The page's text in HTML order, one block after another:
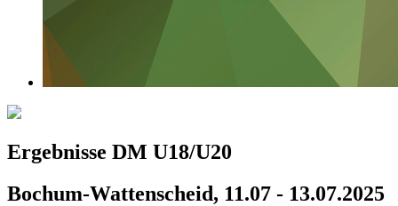
Ergebnisse DM U18/U20
Bochum-Wattenscheid, 11.07 - 13.07.2025